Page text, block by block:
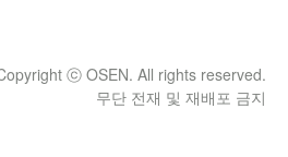
ⓒ OSEN. All rights reserved.
무단 전재 및 재배포 금지